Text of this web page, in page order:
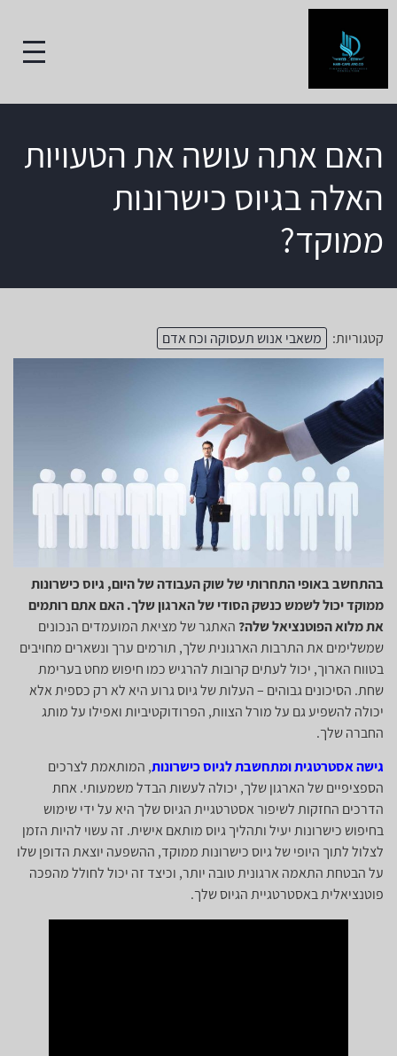
האם אתה עושה את הטעויות
האלה בגיוס כישרונות
ממוקד?
קטגוריות: משאבי אנוש תעסוקה וכח אדם
בהתחשב באופי התחרותי של שוק העבודה של היום, גיוס כישרונות
ממוקד יכול לשמש כנשק הסודי של הארגון שלך. האם אתם רותמים
את מלוא הפוטנציאל שלה? האתגר של מציאת המועמדים הנכונים
שמשלימים את התרבות הארגונית שלך, תורמים ערך ונשארים מחויבים
בטווח הארוך, יכול לעתים קרובות להרגיש כמו חיפוש מחט בערימת
שחת. הסיכונים גבוהים – העלות של גיוס גרוע היא לא רק כספית אלא
יכולה להשפיע גם על מורל הצוות, הפרודוקטיביות ואפילו על מותג
החברה שלך.
גישה אסטרטגית ומתחשבת לגיוס כישרונות, המותאמת לצרכים
הספציפיים של הארגון שלך, יכולה לעשות הבדל משמעותי. אחת
הדרכים החזקות לשיפור אסטרטגיית הגיוס שלך היא על ידי שימוש
בחיפוש כישרונות יעיל ותהליך גיוס מותאם אישית. זה עשוי להיות הזמן
לצלול לתוך היופי של גיוס כישרונות ממוקד, ההשפעה יוצאת הדופן שלו
על הבטחת התאמה ארגונית טובה יותר, וכיצד זה יכול לחולל מהפכה
פוטנציאלית באסטרטגיית הגיוס שלך.